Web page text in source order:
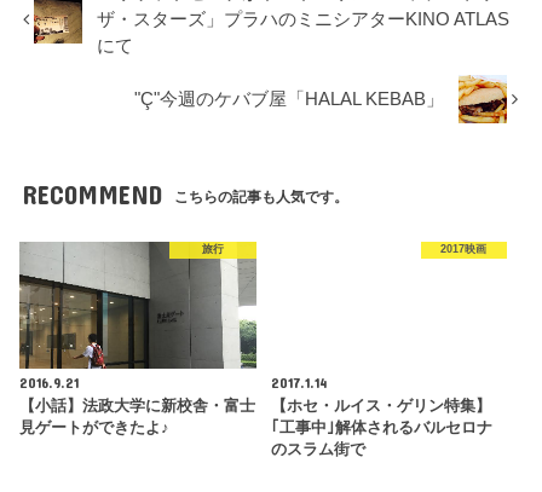
ザ・スターズ」プラハのミニシアターKINO ATLAS
にて
"Ç"今週のケバブ屋「HALAL KEBAB」
RECOMMEND こちらの記事も人気です。
旅行
2016.9.21
【小話】法政大学に新校舎・富士
見ゲートができたよ♪
2017映画
2017.1.14
【ホセ・ルイス・ゲリン特集】
｢工事中｣解体されるバルセロナ
のスラム街で